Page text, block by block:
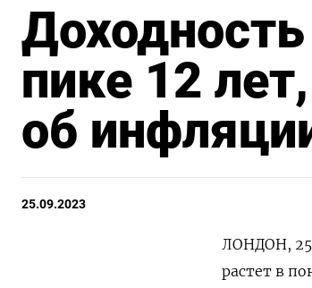
пике 12
об
25.09.2023
ЛОНДОН, 25
растет в